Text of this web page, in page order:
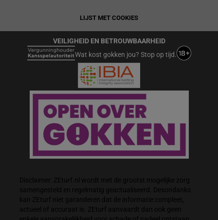
LIJST MET COOKIES
VEILIGHEID EN BETROUWBAARHEID
Wat kost gokken jou? Stop op tijd.
Disclaimer: ZEturf.nl wordt met de grootst mogelijke zorg
samengesteld en regelmatig geactualiseerd. Desondanks
kan ZEturf niet garanderen dat de informatie compleet,
actueel of accuraat is. ZEturf aanvaardt dan ook geen